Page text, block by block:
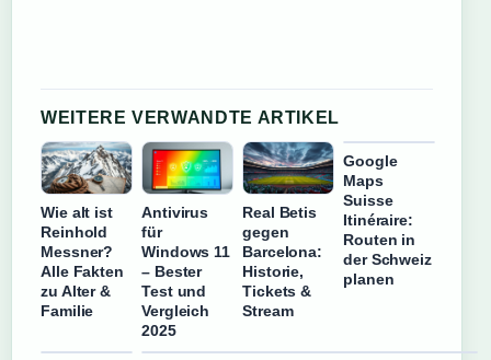
WEITERE VERWANDTE ARTIKEL
Wie alt ist
Reinhold
Messner?
Alle Fakten
zu Alter &
Familie
Antivirus
für
Windows 11
– Bester
Test und
Vergleich
2025
Real Betis
gegen
Barcelona:
Historie,
Tickets &
Stream
Google
Maps
Suisse
Itinéraire:
Routen in
der Schweiz
planen